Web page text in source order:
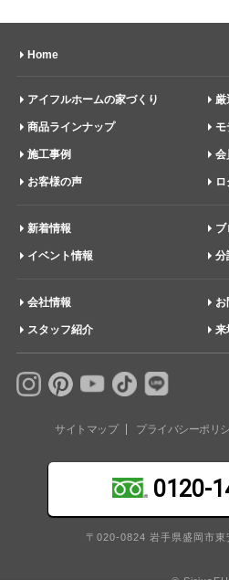
Home
アイフルホームの家づくり
商品ラインナップ
施工事例
お客様の声
厳
モ
会
新着情報
イベント情報
ブ
分
会社情報
スタッフ紹介 来
サイトマップ プライバシーポリ
0120-
〒020-0824 岩手県盛岡市